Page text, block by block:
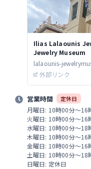
Ilias Lalaounis
Jewelry Museum
lalaounis-
外部リンク
営業時間 定休日
月曜日: 10時00分～16
火曜日: 10時00分～16
水曜日: 10時00分～18
木曜日: 10時00分～16
金曜日: 10時00分～16
土曜日: 10時00分～18
日曜日: 定休日